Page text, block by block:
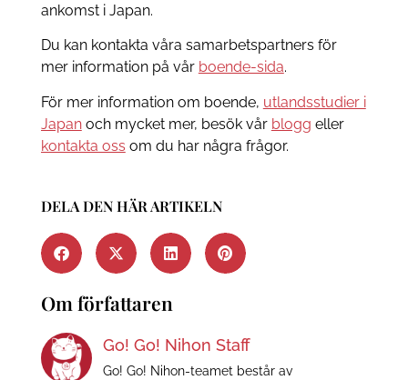
ankomst i Japan.
Du kan kontakta våra samarbetspartners för
mer information på vår boende-sida.
För mer information om boende, utlandsstudier i
Japanoch mycket mer, besök vår blogg eller
kontakta oss om du har några frågor.
DELA DEN HÄR ARTIKELN
Om författaren
Go! Go! Nihon Staff
Go! Go! Nihon-teamet består av